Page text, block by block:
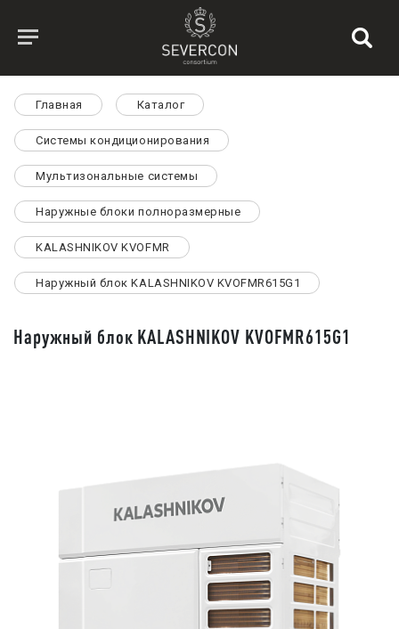
Главная Каталог
Системы кондиционирования
Мультизональные системы
Наружные блоки полноразмерные
KALASHNIKOV KVOFMR
Наружный блок KALASHNIKOV KVOFMR615G1
Наружный блок KALASHNIKOV KVOFMR615G1